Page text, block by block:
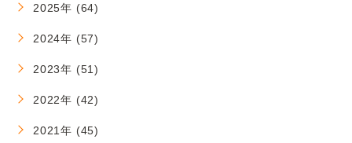
2025年 (64)
2024年 (57)
2023年 (51)
2022年 (42)
2021年 (45)